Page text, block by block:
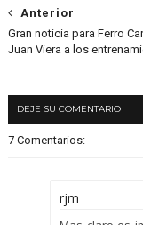
Anterior
Gran noticia para Ferro
Juan Viera a los
DEJE SU COMENTARIO
7 Comentarios:
rjm